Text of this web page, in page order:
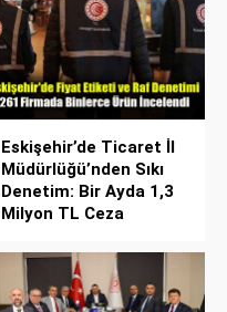
Eskişehir’de Ticaret İl
Müdürlüğü’nden Sıkı
Denetim: Bir Ayda 1,3
Milyon TL Ceza